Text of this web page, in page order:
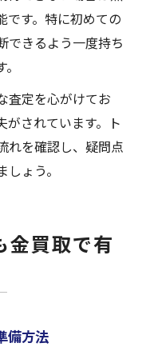
です。特に初めての
できるよう一度持ち
査定を心がけてお
がされています。ト
れを確認し、疑問点
ょう。
金買取で有
備方法